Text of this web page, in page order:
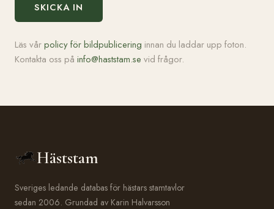
SKICKA IN
Läs vårpolicy för bildpublicering innan du laddar upp foton.
Kontakta oss på info@haststam.se vid frågor.
Häststam
Sveriges ledande databas för hästars stamtavlor
sedan 2006. Grundad av Karin Halvarsson